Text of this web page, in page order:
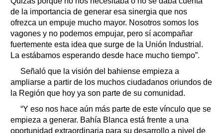
de la importancia de generar esa sinergia que nos
ofrezca un empuje mucho mayor. Nosotros somos los
vagones y no podemos empujar, pero sí acompañar
fuertemente esta idea que surge de la Unión Industrial.
La estábamos esperando desde hace mucho tiempo”.
Señaló que la visión del bahiense empieza a
ampliarse a partir de los muchos ciudadanos oriundos de
la Región que hoy ya son parte de su comunidad.
“Y eso nos hace aún más parte de este vínculo que se
empieza a generar. Bahía Blanca está frente a una
oportunidad extraordinaria para su desarrollo a nivel de